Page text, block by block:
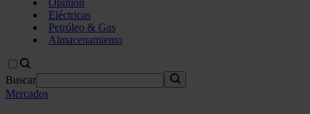
Opinión
Eléctricas
Petróleo & Gas
Almacenamiento
Buscar
Mercados